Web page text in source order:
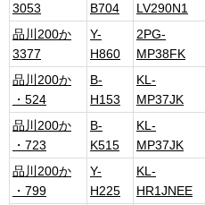
3053
B704
LV290N1
品川200か
3377
Y-
H860
2PG-
MP38FK
品川200か
・524
B-
H153
KL-
MP37JK
品川200か
・723
B-
K515
KL-
MP37JK
品川200か
・799
Y-
H225
KL-
HR1JNEE